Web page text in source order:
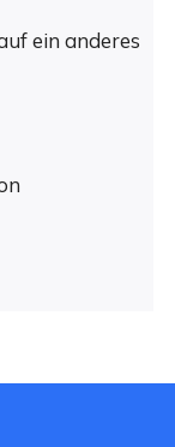
ein anderes